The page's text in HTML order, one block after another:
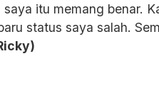
itu memang benar.
status saya salah.